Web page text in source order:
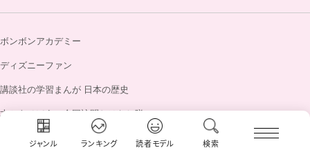
ジャンル ランキング 読者モデル 検索
ボンボンアカデミー
ディズニーファン
講談社の学習まんが 日本の歴史
本とあそぼう 全国訪問おはなし隊